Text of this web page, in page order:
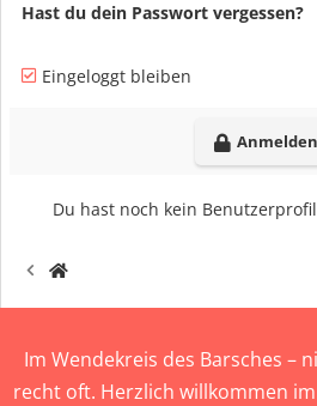
Hast du dein Passwort vergessen?
Eingeloggt bleiben
Anmelden
Du hast noch kein
Im Wendekreis des Barsches –
recht oft. Herzlich willkommen